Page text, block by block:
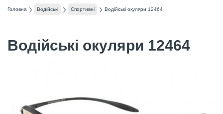
Головна Водійські Спортивні Водійські окуляри 12464
Водійські окуляри 12464